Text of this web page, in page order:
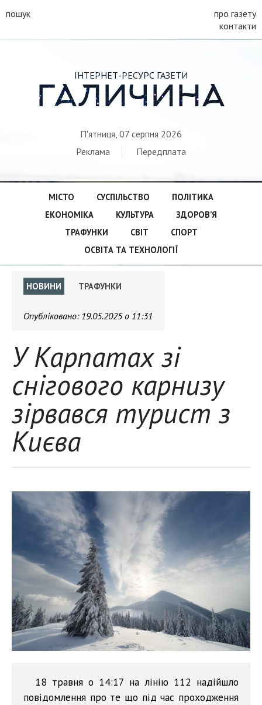
пошук
про газету
контакти
ІНТЕРНЕТ-РЕСУРС ГАЗЕТИ
ГАЛИЧИНА
П'ятниця, 07 серпня 2026
Реклама
Передплата
МІСТО СУСПІЛЬСТВО
ПОЛІТИКА
ЕКОНОМІКА
КУЛЬТУРА
ЗДОРОВ’Я
ТРАФУНКИ
СВІТ
СПОРТ
ОСВІТА ТА ТЕХНОЛОГІЇ
НОВИНИ ТРАФУНКИ
Опубліковано: 19.05.2025 о 11:31
У Карпатах зі
снігового карнизу
зірвався турист з
Києва
18 травня о 14:17 на лінію 112 надійшло
повідомлення про те що під час проходження